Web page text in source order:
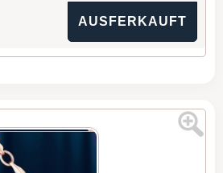
AUSFERKAUFT